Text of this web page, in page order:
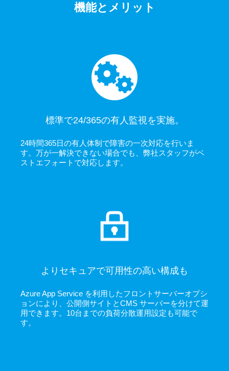
機能とメリット
標準で24/365の有人監視を実施。
24時間365日の有人体制で障害の一次対応を行いま
す。万が一解決できない場合でも、弊社スタッフがベ
ストエフォートで対応します。
よりセキュアで可用性の高い構成も
Azure App Service を利用したフロントサーバーオプシ
ョンにより、公開側サイトとCMS サーバーを分けて運
用できます。10台までの負荷分散運用設定も可能で
す。